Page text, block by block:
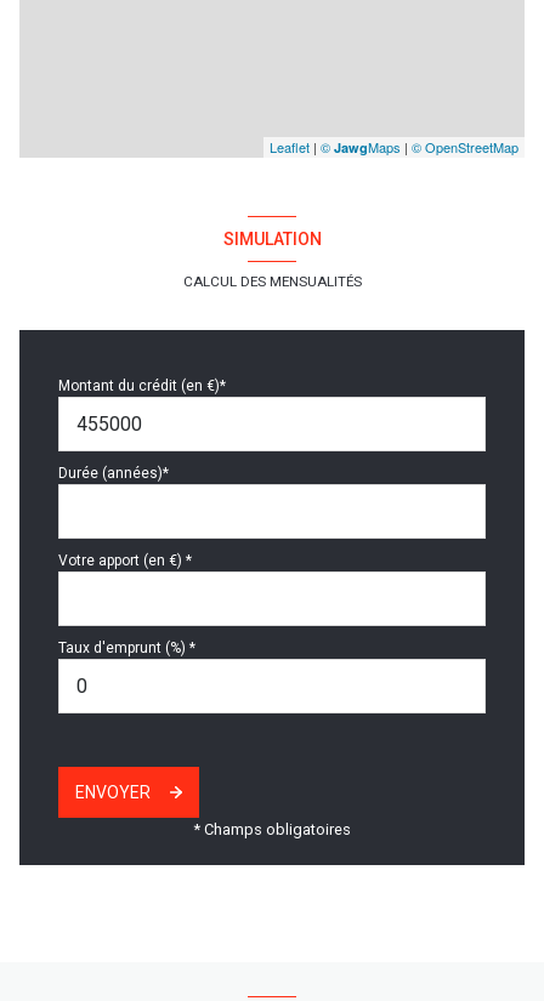
Leaflet | © JawgMaps | © OpenStreetMap
SIMULATION
CALCUL DES MENSUALITÉS
Montant du crédit (en €)*
Durée (années)*
Votre apport (en €) *
Taux d'emprunt (%) *
ENVOYER
* Champs obligatoires